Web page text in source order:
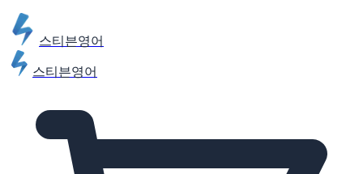
스티븐영어
스티븐영어